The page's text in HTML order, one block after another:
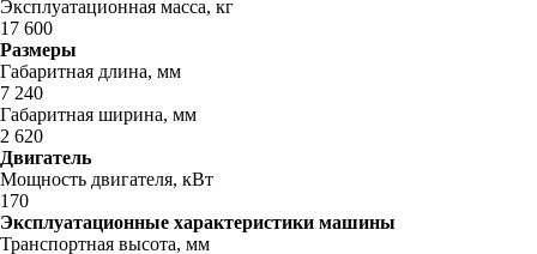
Эксплуатационная масса, кг
17 600
Размеры
Габаритная длина, мм
7 240
Габаритная ширина, мм
2 620
Двигатель
Мощность двигателя, кВт
170
Эксплуатационные характеристики машины
Транспортная высота, мм